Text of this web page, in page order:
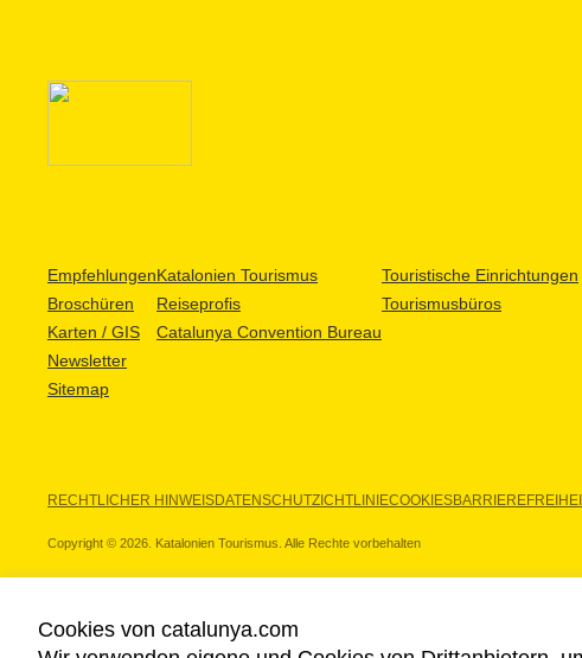
Empfehlungen
Broschüren
Karten / GIS
Newsletter
Sitemap
Katalonien Tourismus
Reiseprofis
Catalunya Convention Bureau
Touristische Einrichtungen
Tourismusbüros
RECHTLICHER HINWEISDATENSCHUTZICHTLINIECOOKIES
Copyright © 2026. Katalonien Tourismus. Alle Rechte vorbehalten
Cookies von catalunya.com